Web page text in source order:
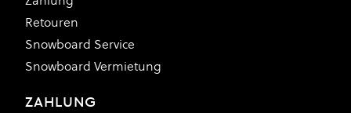
Retouren
Snowboard Service
Snowboard Vermietung
ZAHLUNG